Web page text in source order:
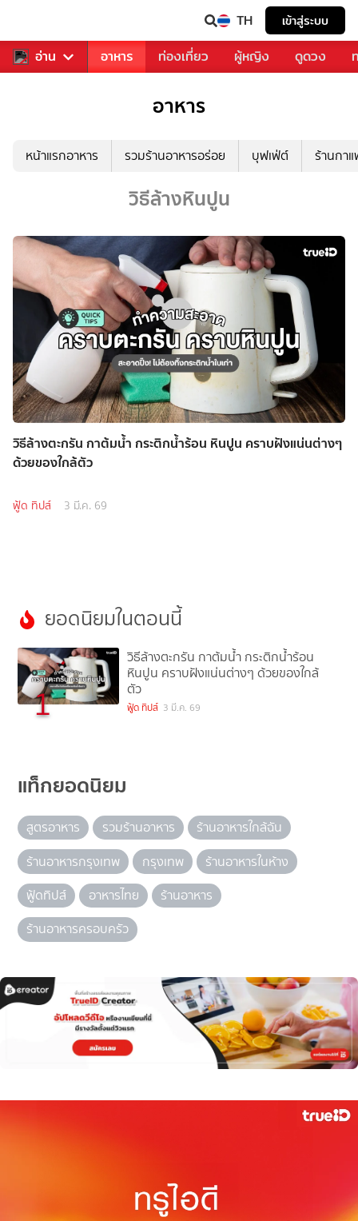
TH เข้าสู่ระบบ
อ่าน
รวงการเพลง อาหาร ท่องเที่ยว ผู้หญิง ดูดวง
อาหาร
หน้าแรกอาหาร รวมร้านอาหารอร่อย บุฟเฟ่ต์ ร้านกา
วิธีล้างหินปูน
วิธีล้างตะกรัน กาต้มน้ำ กระติกน้ำร้อน หินปูน คราบฝังแน่นต่างๆ
ด้วยของใกล้ตัว
ฟู้ด ทิปส์ 3 มี.ค. 69
ยอดนิยมในตอนนี้
1
วิธีล้างตะกรัน กาต้มน้ำ กระติกน้ำร้อน
หินปูน คราบฝังแน่นต่างๆ ด้วยของใกล้
ตัว
ฟู้ด ทิปส์ 3 มี.ค. 69
แท็กยอดนิยม
สูตรอาหาร รวมร้านอาหาร
ร้านอาหารใกล้ฉัน
ร้านอาหารกรุงเทพ
กรุงเทพ
ร้านอาหารในห้าง
ฟู้ดทิปส์
อาหารไทย
ร้านอาหาร
ร้านอาหารครอบครัว